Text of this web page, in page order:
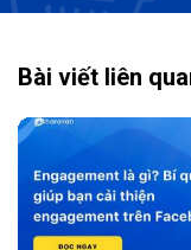
Bài viết liên